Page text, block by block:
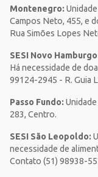
Montenegro:
Campos Neto, 455, e
Rua Simões Lopes
SESI Novo
Há necessidade de
99124-2945 - R. Guia
Passo Fundo:
283, Centro.
SESI São Leopoldo:
necessidade de
Contato (51) 98938-